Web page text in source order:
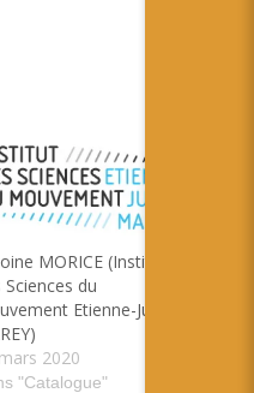
MORICE (Institut
Sciences du
Etienne-Jules
2020
"Catalogue"